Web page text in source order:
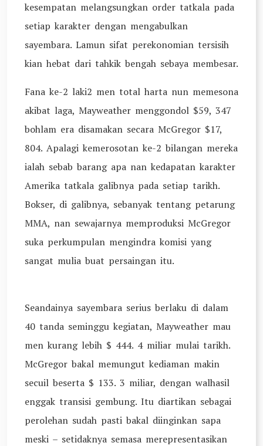
kesempatan melangsungkan order tatkala pada
setiap karakter dengan mengabulkan
sayembara. Lamun sifat perekonomian tersisih
kian hebat dari tahkik bengah sebaya membesar.
Fana ke-2 laki2 men total harta nun memesona
akibat laga, Mayweather menggondol $59, 347
bohlam era disamakan secara McGregor $17,
804. Apalagi kemerosotan ke-2 bilangan mereka
ialah sebab barang apa nan kedapatan karakter
Amerika tatkala galibnya pada setiap tarikh.
Bokser, di galibnya, sebanyak tentang petarung
MMA, nan sewajarnya memproduksi McGregor
suka perkumpulan mengindra komisi yang
sangat mulia buat persaingan itu.
Seandainya sayembara serius berlaku di dalam
40 tanda seminggu kegiatan, Mayweather mau
men kurang lebih $ 444. 4 miliar mulai tarikh.
McGregor bakal memungut kediaman makin
secuil beserta $ 133. 3 miliar, dengan walhasil
enggak transisi gembung. Itu diartikan sebagai
perolehan sudah pasti bakal diinginkan sapa
meski – setidaknya semasa merepresentasikan